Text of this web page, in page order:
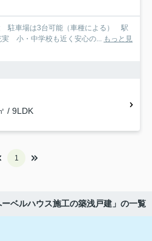
駐車場は3台可能（車種による） 駅
小・中学校も近く安心の...
もっと見
/ 9LDK
1
ーベルハウス施工の築浅戸建」の一覧